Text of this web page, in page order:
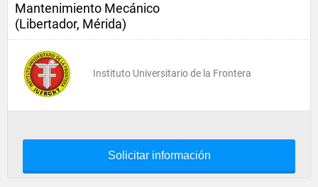
Mantenimiento Mecánico
(Libertador, Mérida)
Instituto Universitario de la Frontera
Solicitar información